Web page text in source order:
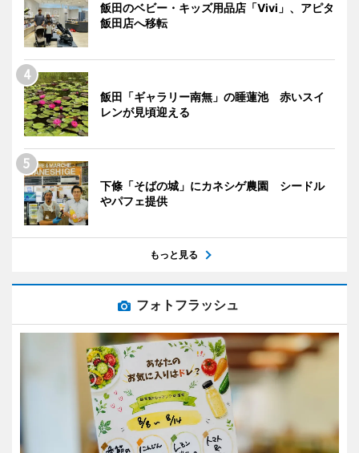
飯田のベビー・キッズ用品店「Vivi」、アピタ
飯田店へ移転
飯田「ギャラリー南無」の睡蓮池 赤いスイ
レンが見頃迎える
下條「そばの城」にカネシゲ農園 シードル
やパフェ提供
もっと見る
フォトフラッシュ